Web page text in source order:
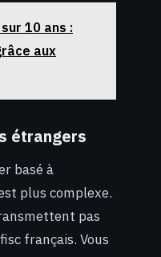
sur 10 ans :
aux
étrangers
basé à
plus complexe.
pas
français. Vous